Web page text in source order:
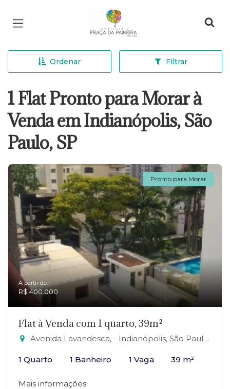
Página inicial
Ordenar Filtrar
1 Flat Pronto para Morar à
Venda em Indianópolis, São
Paulo, SP
Pronto para Morar
A partir de:
R$ 400.000
Flat à Venda com 1 quarto, 39m²
Avenida Lavandesca, - Indianópolis, São Paulo-SP
1 Quarto 1 Banheiro 1 Vaga 39 m²
Mais informações